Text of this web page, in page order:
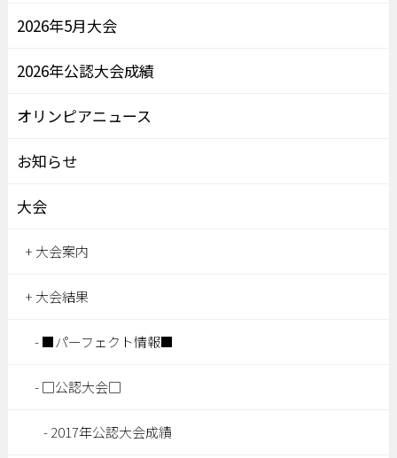
2026年5月大会
2026年公認大会成績
オリンピアニュース
お知らせ
大会
大会案内
大会結果
■パーフェクト情報■
□公認大会□
2017年公認大会成績